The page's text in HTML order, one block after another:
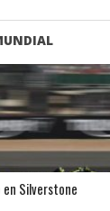
en Silverstone